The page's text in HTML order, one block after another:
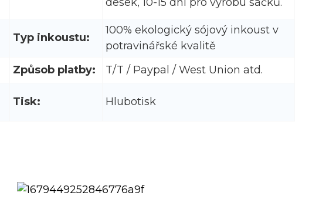
Typ inkoustu:
100% ekologický sójový inkoust v
potravinářské kvalitě
Způsob platby:
T/T / Paypal / West Union atd.
Tisk: Hlubotisk